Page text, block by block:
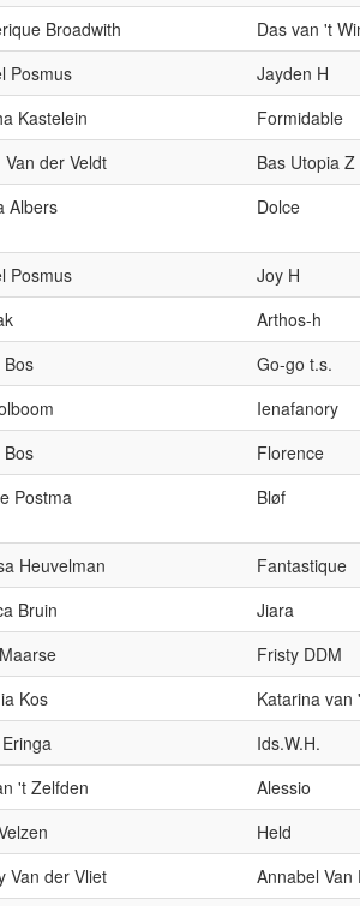
Broadwith Das van 't
Posmus Jayden H
Kastelein Formidable
Van der Veldt Bas Utopia Z
Albers Dolce
Posmus Joy H
Arthos-h
Bos Go-go t.s.
Ienafanory
Bos Florence
Postma Bløf
Heuvelman Fantastique
Bruin Jiara
Fristy DDM
Kos Katarina van
Ids.W.H.
't Zelfden Alessio
Held
Van der Vliet Annabel Van